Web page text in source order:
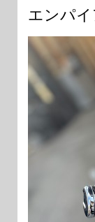
エンパイ